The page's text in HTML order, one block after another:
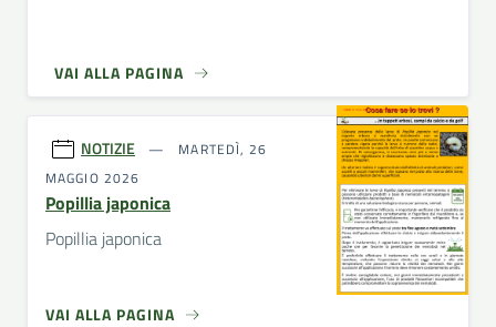
VAI ALLA PAGINA
NOTIZIE
MARTEDÌ, 26
MAGGIO 2026
Popillia japonica
Popillia japonica
VAI ALLA PAGINA